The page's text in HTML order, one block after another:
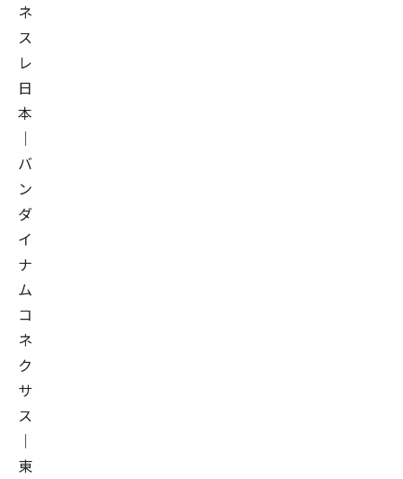
ネ
ス
レ
日
本
｜
バ
ン
ダ
イ
ナ
ム
コ
ネ
ク
サ
ス
｜
東